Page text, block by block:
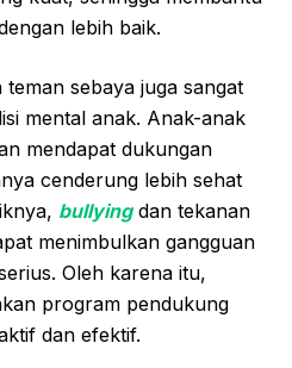
lebih baik.
sebaya juga sangat
mental anak. Anak-anak
mendapat dukungan
cenderung lebih sehat
bullyingdan tekanan
menimbulkan gangguan
Oleh karena itu,
program pendukung
dan efektif.